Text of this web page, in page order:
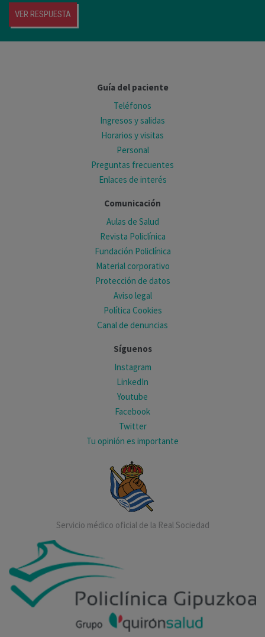
VER RESPUESTA
Guía del paciente
Teléfonos
Ingresos y salidas
Horarios y visitas
Personal
Preguntas frecuentes
Enlaces de interés
Comunicación
Aulas de Salud
Revista Policlínica
Fundación Policlínica
Material corporativo
Protección de datos
Aviso legal
Política Cookies
Canal de denuncias
Síguenos
Instagram
LinkedIn
Youtube
Facebook
Twitter
Tu opinión es importante
Servicio médico oficial de la Real Sociedad